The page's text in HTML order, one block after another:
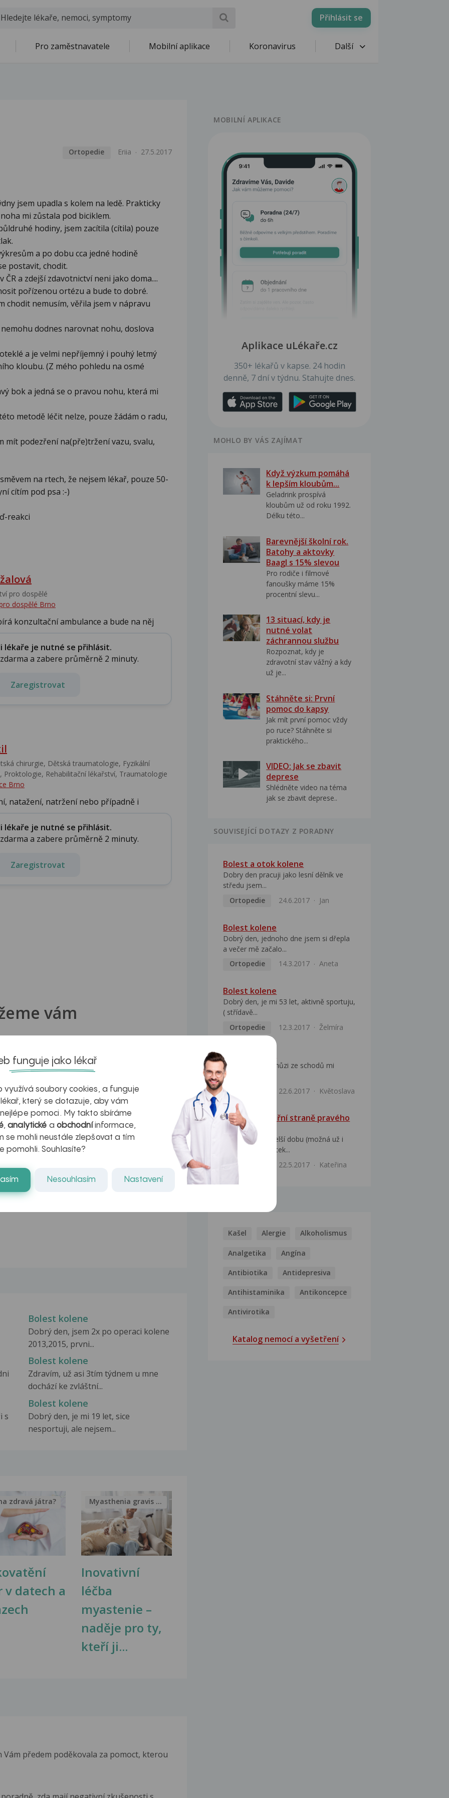
Přihlásit se
Pro zaměstnavatele Mobilní aplikace Koronavirus Další
Ortopedie Eriia 27.5.2017
jsem upadla s kolem na ledě. Prakticky
mi zůstala pod biciklem.
hodiny, jsem zacítila (cítila) pouze
a po dobu cca jedné hodině
postavit, chodit.
a zdejší zdavotnictví neni jako doma....
pořízenou ortézu a bude to dobré.
chodit nemusím, věřila jsem v nápravu
dodnes narovnat nohu, doslova
a je velmi nepříjemný i pouhý letmý
kloubu. (Z mého pohledu na osmé
bok a jedná se o pravou nohu, která mi
metodě léčit nelze, pouze žádám o radu,
mít podezření na(pře)tržení vazu, svalu,
na rtech, že nejsem lékař, pouze 50-
cítím pod psa :-)
reakci
pro dospělé
dospělé Brno
konzultační ambulance a bude na něj
lékaře je nutné se přihlásit.
a zabere průměrně 2 minuty.
Zaregistrovat
chirurgie, Dětská traumatologie, Fyzikální
Proktologie, Rehabilitační lékařství‎, Traumatologie
Brno
natažení, natržení nebo případně i
lékaře je nutné se přihlásit.
a zabere průměrně 2 minuty.
Zaregistrovat
vám
čekají na váš dotaz.
s chytrým kalendářem.
ověřené tipy od lékařů.
Přihlásit se
Bolest kolene
Dobrý den, jsem 2x po operaci kolene
2013,2015, prvni...
Bolest kolene
Zdravím, už asi 3tím týdnem u mne
dochází ke zvláštní...
s
Bolest kolene
Dobrý den, je mi 19 let, sice
nesportuji, ale nejsem...
v datech a
zdravá játra?
Inovativní
léčba
myastenie –
naděje pro ty,
kteří ji...
Myasthenia gravis – vše, co...
předem poděkovala za pomoct, kterou
MOBILNÍ APLIKACE
Aplikace uLékaře.cz
350+ lékařů v kapse. 24 hodin
denně, 7 dní v týdnu. Stahujte dnes.
MOHLO BY VÁS ZAJÍMAT
Když výzkum pomáhá
k lepším kloubům...
Geladrink prospívá
kloubům už od roku 1992.
Délku této...
Barevnější školní rok.
Batohy a aktovky
Baagl s 15% slevou
Pro rodiče i filmové
fanoušky máme 15%
procentní slevu...
13 situací, kdy je
nutné volat
záchrannou službu
Rozpoznat, kdy je
zdravotní stav vážný a kdy
už je...
Stáhněte si: První
pomoc do kapsy
Jak mít první pomoc vždy
po ruce? Stáhněte si
praktického...
VIDEO: Jak se zbavit
deprese
Shlédněte video na téma
jak se zbavit deprese..
SOUVISEJÍCÍ DOTAZY Z PORADNY
Bolest a otok kolene
Dobry den pracuji jako lesní dělník ve
středu jsem...
Ortopedie
24.6.2017 Jan
Bolest kolene
Dobrý den, jednoho dne jsem si dřepla
a večer mě začalo...
Ortopedie
14.3.2017 Aneta
Bolest kolene
Dobrý den, je mi 53 let, aktivně sportuju,
( střídavě...
Ortopedie
12.3.2017 Želmíra
Bolest kolene
Dobrý den, při chůzi ze schodů mi
louplo v koleni...
22.6.2017 Květoslava
Bolest na vnitřní straně pravého
kolene
Dobrý den, už delší dobu (možná už i
rok) mám na dotek...
22.5.2017 Kateřina
Kašel Alergie Alkoholismus
Analgetika Angína
Antibiotika Antidepresiva
Antihistaminika Antikoncepce
Antivirotika
Katalog nemocí a vyšetření
funguje jako lékař
využívá soubory cookies, a funguje
který se dotazuje, aby vám
pomoci. My takto sbíráme
,analytické a obchodníinformace,
se mohli neustále zlepšovat a tím
pomohli. Souhlasíte?
Nesouhlasím Nastavení